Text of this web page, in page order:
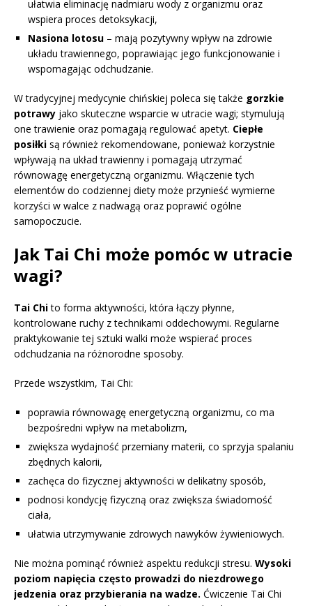
ułatwia eliminację nadmiaru wody z organizmu oraz
wspiera proces detoksykacji,
Nasiona lotosu – mają pozytywny wpływ na zdrowie
układu trawiennego, poprawiając jego funkcjonowanie i
wspomagając odchudzanie.
W tradycyjnej medycynie chińskiej poleca się także gorzkie
potrawy jako skuteczne wsparcie w utracie wagi; stymulują
one trawienie oraz pomagają regulować apetyt. Ciepłe
posiłki są również rekomendowane, ponieważ korzystnie
wpływają na układ trawienny i pomagają utrzymać
równowagę energetyczną organizmu. Włączenie tych
elementów do codziennej diety może przynieść wymierne
korzyści w walce z nadwagą oraz poprawić ogólne
samopoczucie.
Jak Tai Chi może pomóc w utracie
wagi?
Tai Chito forma aktywności, która łączy płynne,
kontrolowane ruchy z technikami oddechowymi. Regularne
praktykowanie tej sztuki walki może wspierać proces
odchudzania na różnorodne sposoby.
Przede wszystkim, Tai Chi:
poprawia równowagę energetyczną organizmu, co ma
bezpośredni wpływ na metabolizm,
zwiększa wydajność przemiany materii, co sprzyja spalaniu
zbędnych kalorii,
zachęca do fizycznej aktywności w delikatny sposób,
podnosi kondycję fizyczną oraz zwiększa świadomość
ciała,
ułatwia utrzymywanie zdrowych nawyków żywieniowych.
Nie można pominąć również aspektu redukcji stresu. Wysoki
poziom napięcia często prowadzi do niezdrowego
jedzenia oraz przybierania na wadze. Ćwiczenie Tai Chi